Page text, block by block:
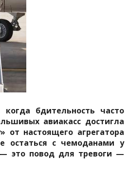
бдительность часто
авиакасс достигла
от настоящего агрегатора
остаться с чемоданами у
— это повод для тревоги —